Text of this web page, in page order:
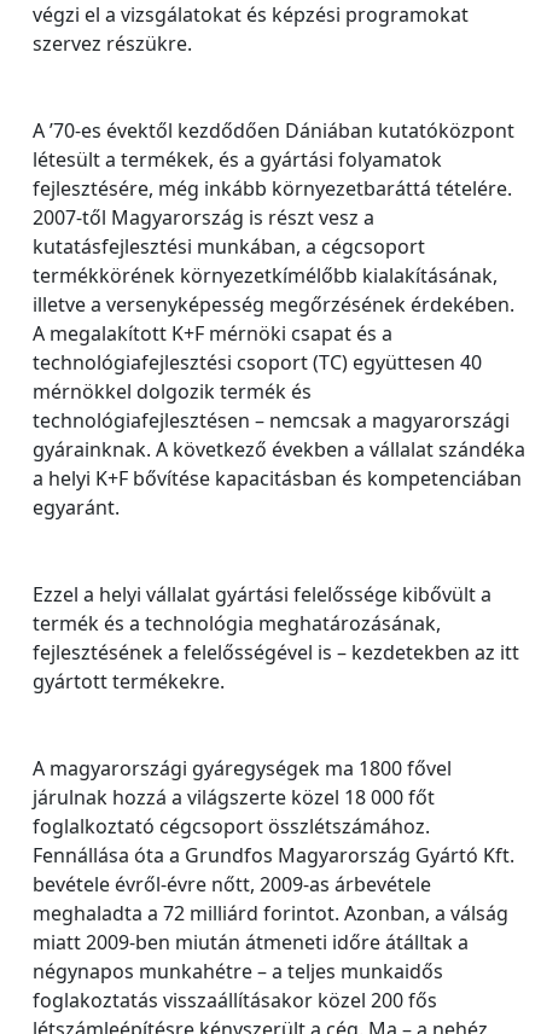
végzi el a vizsgálatokat és képzési programokat
szervez részükre.
A ’70-es évektől kezdődően Dániában kutatóközpont
létesült a termékek, és a gyártási folyamatok
fejlesztésére, még inkább környezetbaráttá tételére.
2007-től Magyarország is részt vesz a
kutatásfejlesztési munkában, a cégcsoport
termékkörének környezetkímélőbb kialakításának,
illetve a versenyképesség megőrzésének érdekében.
A megalakított K+F mérnöki csapat és a
technológiafejlesztési csoport (TC) együttesen 40
mérnökkel dolgozik termék és
technológiafejlesztésen – nemcsak a magyarországi
gyárainknak. A következő években a vállalat szándéka
a helyi K+F bővítése kapacitásban és kompetenciában
egyaránt.
Ezzel a helyi vállalat gyártási felelőssége kibővült a
termék és a technológia meghatározásának,
fejlesztésének a felelősségével is – kezdetekben az itt
gyártott termékekre.
A magyarországi gyáregységek ma 1800 fővel
járulnak hozzá a világszerte közel 18 000 főt
foglalkoztató cégcsoport összlétszámához.
Fennállása óta a Grundfos Magyarország Gyártó Kft.
bevétele évről-évre nőtt, 2009-as árbevétele
meghaladta a 72 milliárd forintot. Azonban, a válság
miatt 2009-ben miután átmeneti időre átálltak a
négynapos munkahétre – a teljes munkaidős
foglakoztatás visszaállításakor közel 200 fős